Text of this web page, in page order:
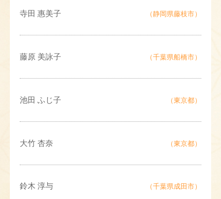
寺田 惠美子 （静岡県藤枝市）
藤原 美詠子 （千葉県船橋市）
池田 ふじ子 （東京都）
大竹 杏奈 （東京都）
鈴木 淳与 （千葉県成田市）